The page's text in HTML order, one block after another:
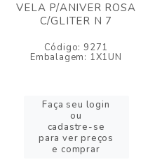
VELA P/ANIVER ROSA
C/GLITER N 7
Código: 9271
Embalagem: 1X1UN
Faça seu login
ou
cadastre-se
para ver preços
e comprar